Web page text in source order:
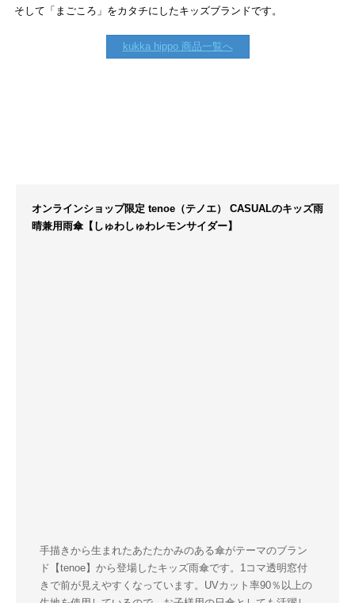
そして「まごころ」をカタチにしたキッズブランドです。
kukka hippo 商品一覧へ
オンラインショップ限定 tenoe（テノエ） CASUALのキッズ雨
晴兼用雨傘【しゅわしゅわレモンサイダー】
手描きから生まれたあたたかみのある傘がテーマのブラン
ド【tenoe】から登場したキッズ雨傘です。1コマ透明窓付
きで前が見えやすくなっています。UVカット率90％以上の